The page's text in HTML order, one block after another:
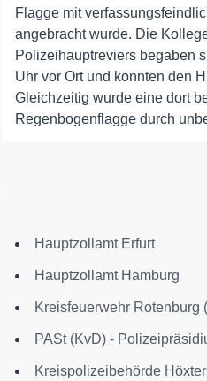
Flagge mit
angebracht wurde. Die
Polizeihauptreviers begaben
Uhr vor Ort und konnten den
Gleichzeitig wurde eine dort
Regenbogenflagge durch
Hauptzollamt Erfurt
Hauptzollamt Hamburg
Kreisfeuerwehr Rotenburg
PASt (KvD) -
Kreispolizeibehörde Höxter